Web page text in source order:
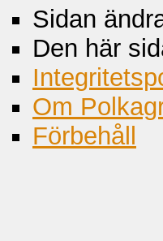
Sidan
Den här
Om
Förbehåll